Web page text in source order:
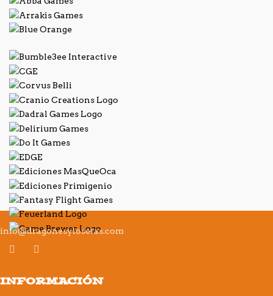
info@dragonesylosetas.com
INFORMACIÓN